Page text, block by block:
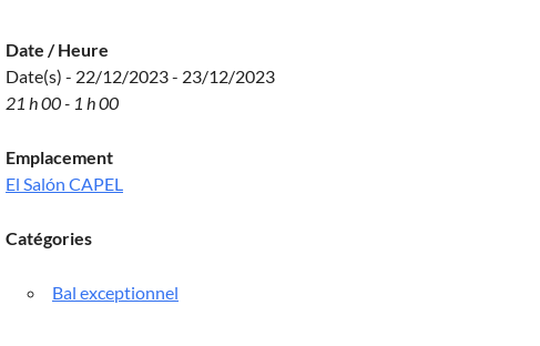
Date / Heure
Date(s) - 22/12/2023 - 23/12/2023
21 h 00 - 1 h 00
Emplacement
El Salón CAPEL
Catégories
Bal exceptionnel